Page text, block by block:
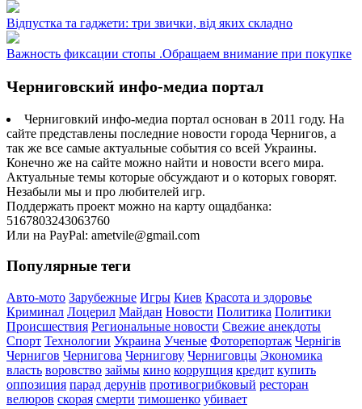
Відпустка та гаджети: три звички, від яких складно
Важность фиксации стопы .Обращаем внимание при покупке
Черниговский инфо-медиа портал
Черниговкий инфо-медиа портал основан в 2011 году. На
сайте представлены последние новости города Чернигов, а
так же все самые актуальные события со всей Украины.
Конечно же на сайте можно найти и новости всего мира.
Актуальные темы которые обсуждают и о которых говорят.
Незабыли мы и про любителей игр.
Поддержать проект можно на карту ощадбанка:
5167803243063760
Или на PayPal: ametvile@gmail.com
Популярные теги
Авто-мото Зарубежные Игры Киев Красота и здоровье
Криминал Лоцерил Майдан Новости Политика Политики
Происшествия Региональные новости Свежие анекдоты
Спорт Технологии Украина Ученые Фоторепортаж Чернігів
Чернигов Чернигова Чернигову Черниговцы Экономика
власть воровство займы кино коррупция кредит купить
оппозиция парад дерунів противогрибковый ресторан
велюров скорая смерти тимошенко убивает